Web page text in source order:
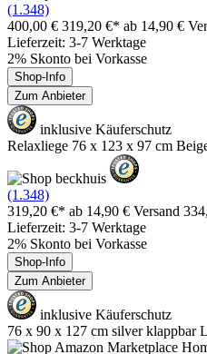
(1.348)
400,00 € 319,20 €* ab 14,90 €
Lieferzeit: 3-7 Werktage
2% Skonto bei Vorkasse
Shop-Info
Zum Anbieter
inklusive Käuferschutz
Relaxliege 76 x 123 x 97 cm
(1.348)
319,20 €* ab 14,90 € Versand
Lieferzeit: 3-7 Werktage
2% Skonto bei Vorkasse
Shop-Info
Zum Anbieter
inklusive Käuferschutz
76 x 90 x 127 cm silver klappbar